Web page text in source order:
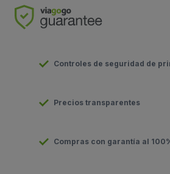
Controles de seguridad de
Precios transparentes
Compras con garantía al